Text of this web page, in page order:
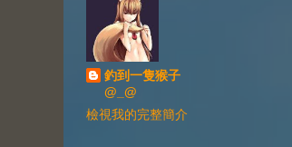
釣到一隻猴子
@_@
檢視我的完整簡介